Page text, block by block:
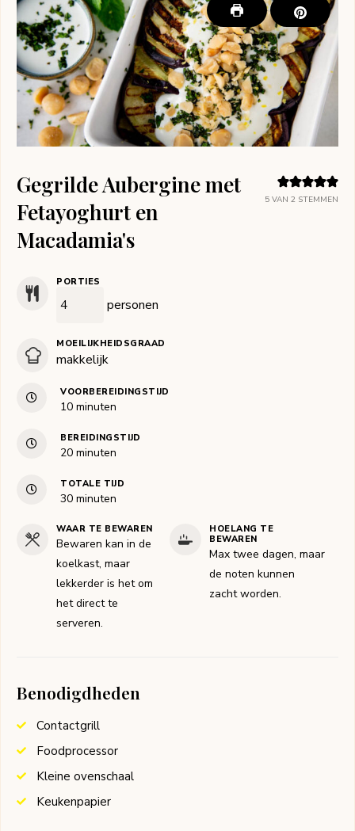
5 VAN 2 STEMMEN
Gegrilde Aubergine met
Fetayoghurt en
Macadamia's
PORTIES
personen
MOEILIJKHEIDSGRAAD
makkelijk
VOORBEREIDINGSTIJD
10minuten
minuten
BEREIDINGSTIJD
20minuten
minuten
TOTALE TIJD
30minuten
minuten
WAAR TE BEWAREN
Bewaren kan in de
koelkast, maar
lekkerder is het om
het direct te
serveren.
HOELANG TE
BEWAREN
Max twee dagen, maar
de noten kunnen
zacht worden.
Benodigdheden
Contactgrill
Foodprocessor
Kleine ovenschaal
Keukenpapier